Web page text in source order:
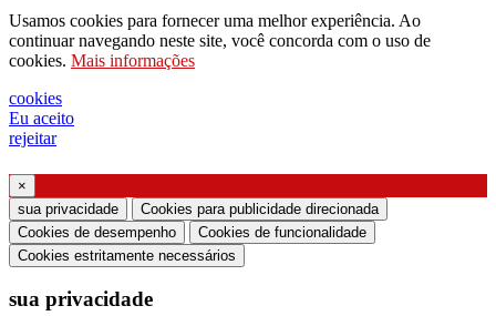
pedido para enviar catálogo
pedido para ser contactado pelo seu
representante de vendas
pedido de suporte ou projeto de iluminação
Solicitação de webinar ou treinamento sobre
Manifestação de consentimento (Artigo 7.º do
Regulamento da UE n.º 2016/679)
dos dados pessoais e concordo com o tratamento
Usamos cookies para fornecer uma melhor experiência. Ao
continuar navegando neste site, você concorda com o uso de
cookies. Mais informações
cookies
Eu aceito
rejeitar
×
sua privacidade
Cookies para publicidade direcionada
Cookies de desempenho
Cookies de funcionalidade
Cookies estritamente necessários
sua privacidade